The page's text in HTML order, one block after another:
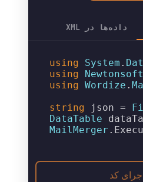
داده‌ها در XML
using System .
using
Newtonsoft
using Wordize .
string json =
DataTable
MailMerger .
کد